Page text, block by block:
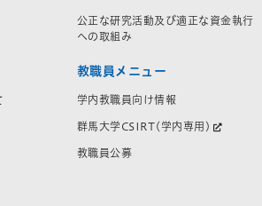
公正な研究活動及び適正な資金執行
への取組み
教職員メニュー
学内教職員向け情報
群馬大学CSIRT(学内専用)
教職員公募